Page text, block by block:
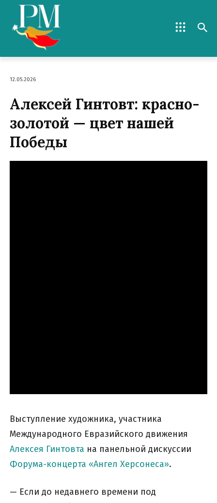
12.05.2026
Алексей Гинтовт: красно-
золотой — цвет нашей
Победы
Выступление художника, участника
Международного Евразийского движения
Алексея Гинтовта на панельной дискуссии
Форума-концерта «Ангел Херсонеса».
— Если до недавнего времени под